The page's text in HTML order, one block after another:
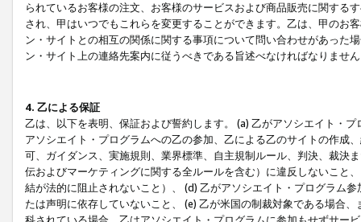
られているお客様の注文、お客様のサービスおよび商品販売に関する
され、甲はいつでもこれらを変更することができます。乙は、甲のお
ン・サイトとの相互の関係に関する事項について問い合わせがあった
ン・サイト上の連絡先案内に従うべきである旨述べなければなりませ
4. 乙による保証
乙は、以下を表明、保証および誓約します。 (a) 乙がアソシエイト・
アソシエイト・プログラムへの乙の参加、乙による乙のサイトの作成
可、ガイダンス、実施規則、業界標準、自主規制ルール、判決、裁決
伝およびマーケティングに関する全ルールを含む）に違反しないこと
結が法的に阻止されないこと）、 (d) 乙がアソシエイト・プログラム
たは声明に依存していないこと、 (e) 乙が米国の制裁対象である場合